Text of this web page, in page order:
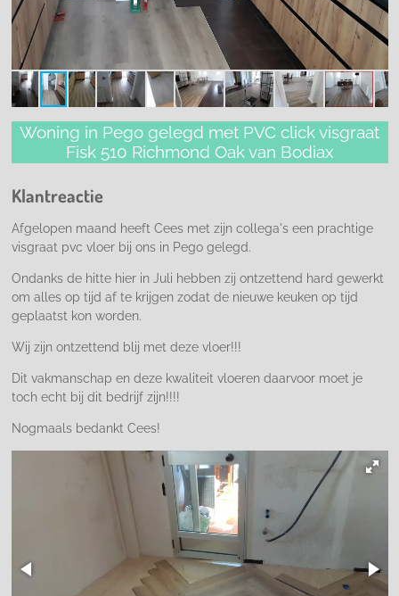
Woning in Pego gelegd met PVC click visgraat
Fisk 510 Richmond Oak van Bodiax
Klantreactie
Afgelopen maand heeft Cees met zijn collega's een prachtige
visgraat pvc vloer bij ons in Pego gelegd.
Ondanks de hitte hier in Juli hebben zij ontzettend hard gewerkt
om alles op tijd af te krijgen zodat de nieuwe keuken op tijd
geplaatst kon worden.
Wij zijn ontzettend blij met deze vloer!!!
Dit vakmanschap en deze kwaliteit vloeren daarvoor moet je
toch echt bij dit bedrijf zijn!!!!
Nogmaals bedankt Cees!